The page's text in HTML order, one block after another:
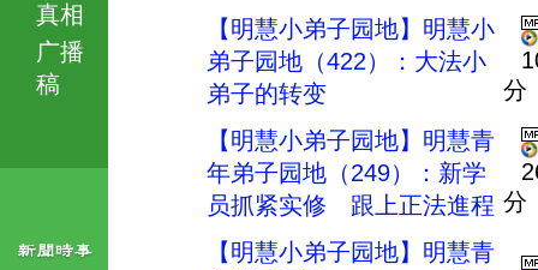
真相
广播
稿
【明慧小弟子园地】明慧小
弟子园地（422）：大法小
弟子的转变
分
【明慧小弟子园地】明慧青
年弟子园地（249）：新学
员抓紧实修 跟上正法進程 分
【明慧小弟子园地】明慧青